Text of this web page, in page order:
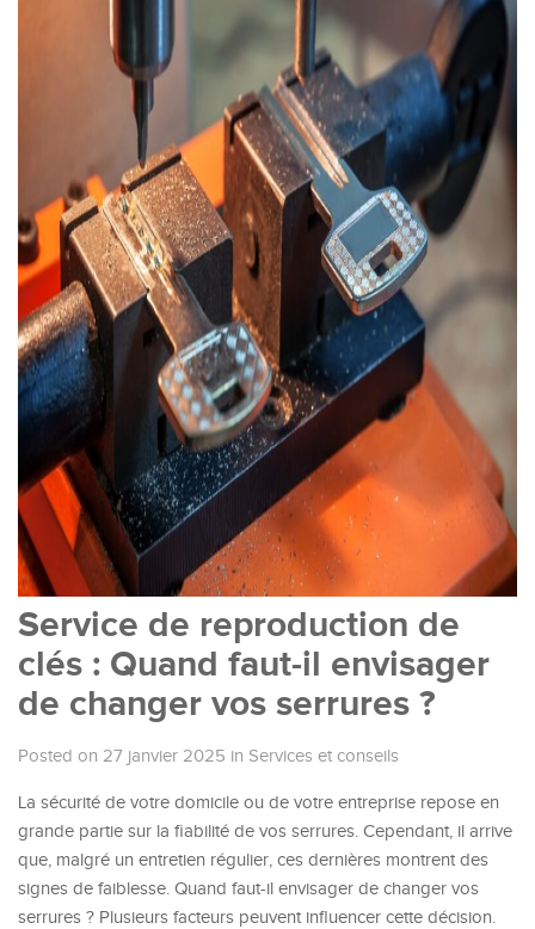
Service de reproduction de
clés : Quand faut-il envisager
de changer vos serrures ?
Posted on 27 janvier 2025 in Services et conseils
La sécurité de votre domicile ou de votre entreprise repose en
grande partie sur la fiabilité de vos serrures. Cependant, il arrive
que, malgré un entretien régulier, ces dernières montrent des
signes de faiblesse. Quand faut-il envisager de changer vos
serrures ? Plusieurs facteurs peuvent influencer cette décision.